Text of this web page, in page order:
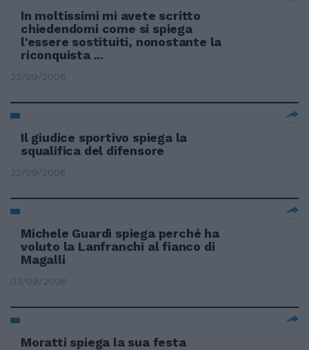
In moltissimi mi avete scritto
chiedendomi come si spiega
l'essere sostituiti, nonostante la
riconquista ...
23/09/2006
Il giudice sportivo spiega la
squalifica del difensore
22/09/2006
Michele Guardì spiega perché ha
voluto la Lanfranchi al fianco di
Magalli
03/09/2006
Moratti spiega la sua festa